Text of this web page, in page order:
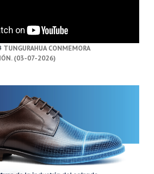
TUNGURAHUA CONMEMORA
(03-07-2026)